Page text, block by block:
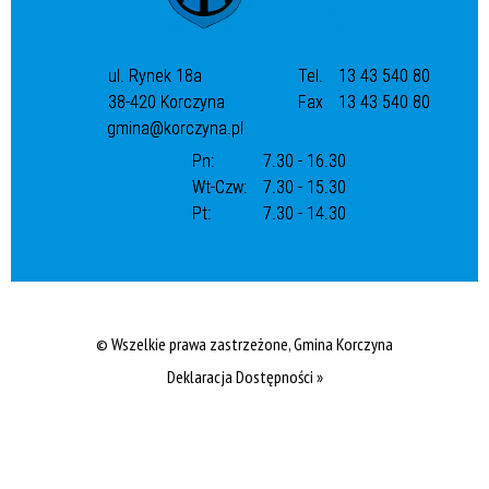
ul. Rynek 18a
38-420 Korczyna
gmina@korczyna.pl
Tel.
13 43 540 80
Fax
13 43 540 80
Pn:
7.30 - 16.30
Wt-Czw:
7.30 - 15.30
Pt:
7.30 - 14.30
© Wszelkie prawa zastrzeżone, Gmina Korczyna
Deklaracja Dostępności »